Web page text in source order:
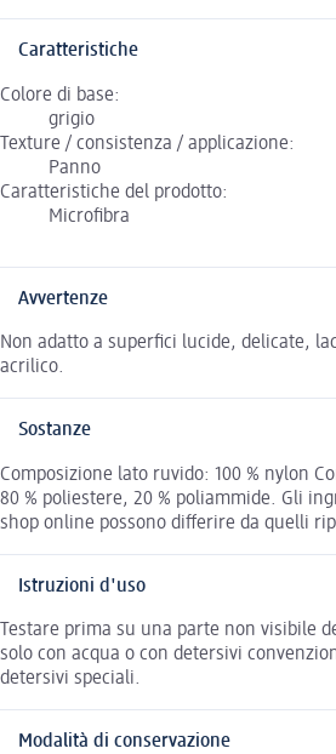
Caratteristiche
Colore di base:
grigio
Texture / consistenza / applicazione:
Panno
Caratteristiche del prodotto:
Microfibra
Avvertenze
Non adatto a superfici lucide, delicate,
acrilico.
Sostanze
Composizione lato ruvido: 100 % nylon
80 % poliestere, 20 % poliammide. Gli
shop online possono differire da quelli
Istruzioni d'uso
Testare prima su una parte non visibile
solo con acqua o con detersivi
detersivi speciali.
Modalità di conservazione